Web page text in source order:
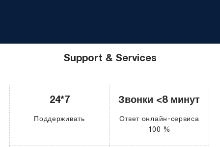
Support & Services
24*7
Поддерживать
Звонки <8 минут
Ответ онлайн-сервиса
100 %